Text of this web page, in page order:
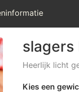
slagers
Heerlijk licht
Kies een